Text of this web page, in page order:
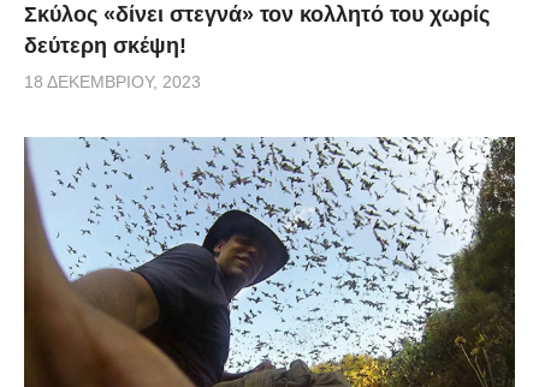
Σκύλος «δίνει στεγνά» τον κολλητό του χωρίς
δεύτερη σκέψη!
18 ΔΕΚΕΜΒΡΊΟΥ, 2023